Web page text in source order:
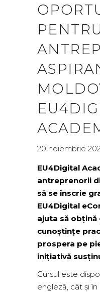
20 noiembrie
EU4Digital
antreprenorii
să se înscrie
EU4Digital
ajuta să
cunoștințe
prospera pe
inițiativă
Cursul este
engleză, cât și